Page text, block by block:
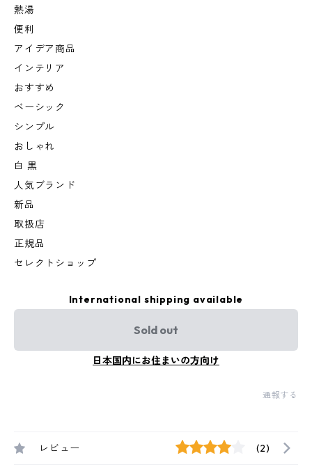
熱湯
便利
アイデア商品
インテリア
おすすめ
ベーシック
シンプル
おしゃれ
白 黒
人気ブランド
新品
取扱店
正規品
セレクトショップ
International shipping available
Sold out
日本国内にお住まいの方向け
通報する
レビュー (2)